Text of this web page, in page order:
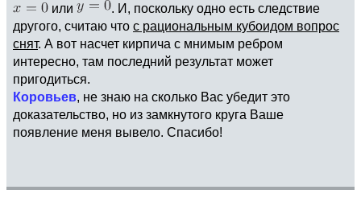
или
. И, поскольку одно есть следствие
другого, считаю что с рациональным кубоидом вопрос
снят. А вот насчет кирпича с мнимым ребром
интересно, там последний результат может
пригодиться.
Коровьев, не знаю на сколько Вас убедит это
доказательство, но из замкнутого круга Ваше
появление меня вывело. Спасибо!